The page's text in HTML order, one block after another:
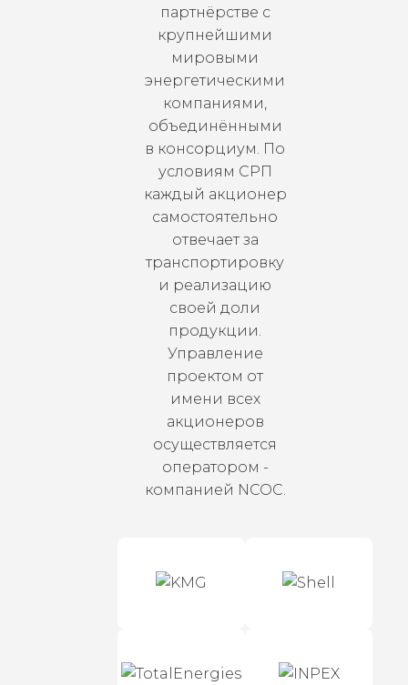
партнёрстве с
крупнейшими
мировыми
энергетическими
компаниями,
объединёнными
в консорциум. По
условиям СРП
каждый акционер
самостоятельно
отвечает за
транспортировку
и реализацию
своей доли
продукции.
Управление
проектом от
имени всех
акционеров
осуществляется
оператором -
компанией NCOC.